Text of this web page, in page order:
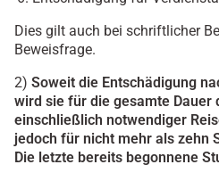
Dies gilt auch bei schriftlicher
Beweisfrage.
2) Soweit die Entschädigung
wird sie für die gesamte Dauer
einschließlich notwendiger
jedoch für nicht mehr als zehn
Die letzte bereits begonnene